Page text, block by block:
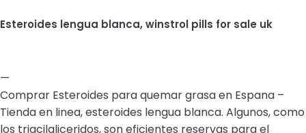
Esteroides lengua blanca, winstrol pills for sale uk
—
Comprar Esteroides para quemar grasa en Espana –
Tienda en linea, esteroides lengua blanca. Algunos, como
los triacilgliceridos, son eficientes reservas para el